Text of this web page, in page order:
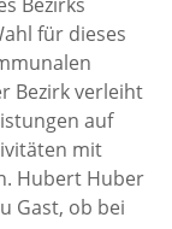
für dieses
Bezirk verleiht
auf
mit
Hubert Huber
Gast, ob bei